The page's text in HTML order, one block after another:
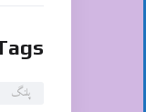
پلنگ